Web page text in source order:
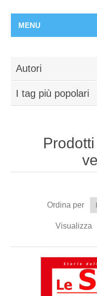
MENU
Autori
I tag più popolari
Ordina per
Visualizza